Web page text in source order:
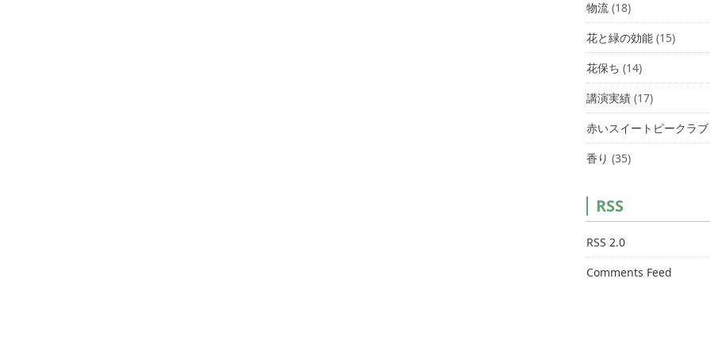
物流 (18)
花と緑の効能 (15)
花保ち (14)
講演実績 (17)
赤いスイートピークラブ
香り (35)
RSS
RSS 2.0
Comments Feed